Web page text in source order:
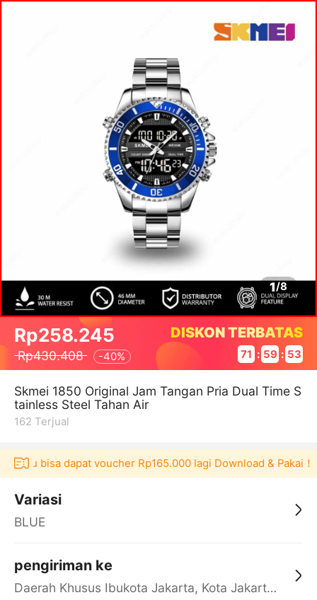
1/8
Rp258.245
Rp430.408 -40%
DISKON TERBATAS
71 : 59 : 53
Skmei 1850 Original Jam Tangan Pria Dual Time S
tainless Steel Tahan Air
162 Terjual
bisa dapat voucher Rp165.000 lagi Download & Pakai！
Variasi
BLUE
pengiriman ke
Daerah Khusus Ibukota Jakarta, Kota Jakarta Barat, Cengkareng, yy